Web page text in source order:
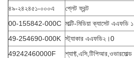
৪৯-২৪২৪৫১-০০০এ
প্লেট ফ্রন্ট
00-155842-000C মাল্টি-মিডিয়া ক্যাসেট এএফডি
49-254690-000K স্ট্যাকার এএফডি২।0
49242460000F